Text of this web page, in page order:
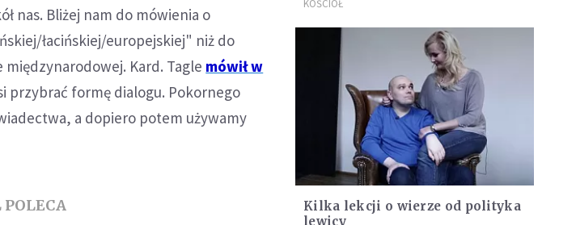
nas. Bliżej nam do mówienia o
łacińskiej/europejskiej" niż do
Kard. Tagle mówił w
przybrać formę dialogu. Pokornego
a dopiero potem używamy
POLECA
KOŚCIÓŁ
Kilka lekcji o wierze od polityka
lewicy